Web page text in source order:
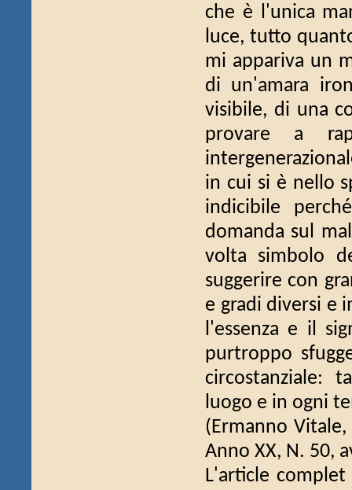
che è l'unica
luce, tutto
mi appariva un
di un'amara
visibile, di una
provare a
in cui si è nello
indicibile
domanda sul
volta simbolo
suggerire con
e gradi diversi e
l'essenza e il
purtroppo
circostanziale:
luogo e in ogni
(Ermanno
Anno XX, N. 50,
L'article